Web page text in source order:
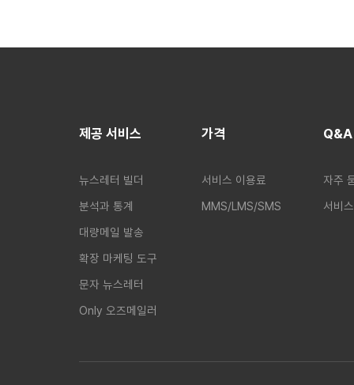
제공 서비스
뉴스레터 빌더
분석과 통계
대량메일 발송
확장 마케팅 도구
문자 뉴스레터
Only 오즈메일러
가격
서비스 이용료
MMS/LMS/SMS
Q&A
자주
서비